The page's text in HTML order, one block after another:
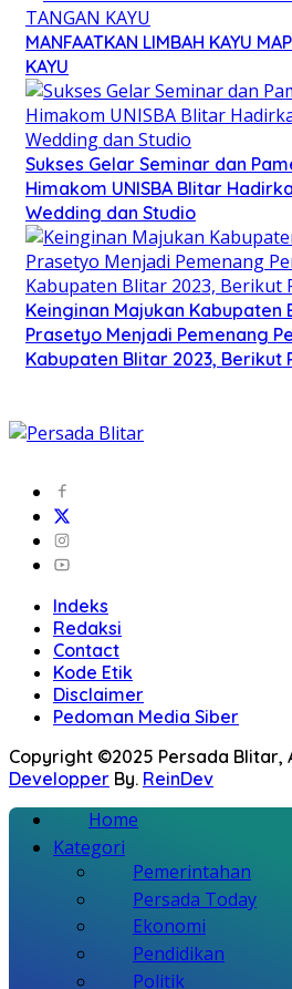
MANFAATKAN LIMBAH KAYU
KAYU
Sukses Gelar Seminar dan
Himakom UNISBA Blitar
Wedding dan Studio
Keinginan Majukan Kabupaten
Prasetyo Menjadi Pemenang
Kabupaten Blitar 2023, Berikut
Indeks
Redaksi
Contact
Kode Etik
Disclaimer
Pedoman Media Siber
Copyright ©2025 Persada Blitar,
Developper By. ReinDev
Home
Kategori
Pemerintahan
Persada Today
Ekonomi
Pendidikan
Politik